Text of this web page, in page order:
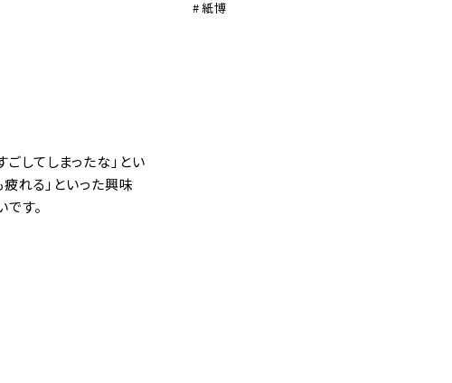
してしまったな」とい
れる」といった興味
す。
紙博